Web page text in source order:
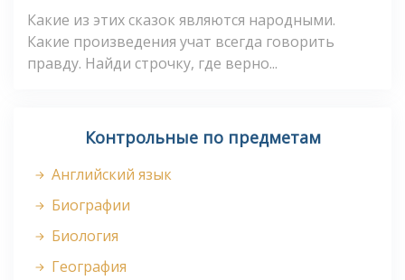
Какие из этих сказок являются народными.
Какие произведения учат всегда говорить
правду. Найди строчку, где верно...
Контрольные по предметам
Английский язык
Биографии
Биология
География